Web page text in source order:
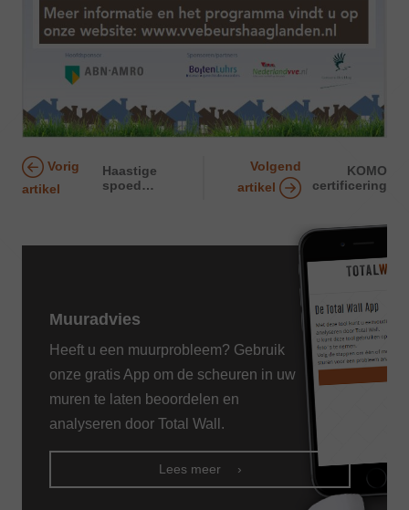
Vorig
artikel
Haastige
spoed…
Volgend
artikel
KOMO
certificering
Muuradvies
Heeft u een muurprobleem? Gebruik
onze gratis App om de scheuren in uw
muren te laten beoordelen en
analyseren door Total Wall.
Lees meer